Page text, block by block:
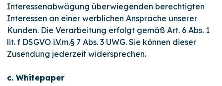
Interessenabwägung überwiegenden berechtigten
Interessen an einer werblichen Ansprache unserer
Kunden. Die Verarbeitung erfolgt gemäß Art. 6 Abs. 1
lit. f DSGVO i.V.m.§ 7 Abs. 3 UWG. Sie können dieser
Zusendung jederzeit widersprechen.
c. Whitepaper